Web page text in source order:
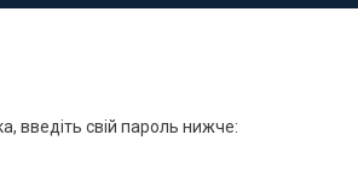
введіть свій пароль нижче: